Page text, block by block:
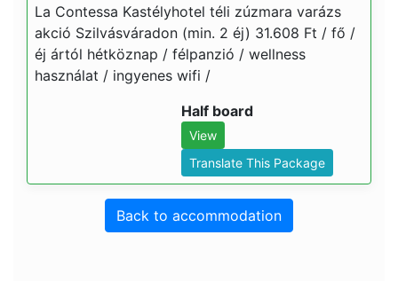
La Contessa Kastélyhotel téli zúzmara varázs
akció Szilvásváradon (min. 2 éj) 31.608 Ft / fő /
éj ártól hétköznap / félpanzió / wellness
használat / ingyenes wifi /
Half board
View
Translate This Package
Back to accommodation